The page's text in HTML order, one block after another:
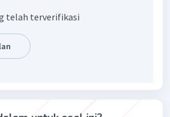
telah terverifikasi